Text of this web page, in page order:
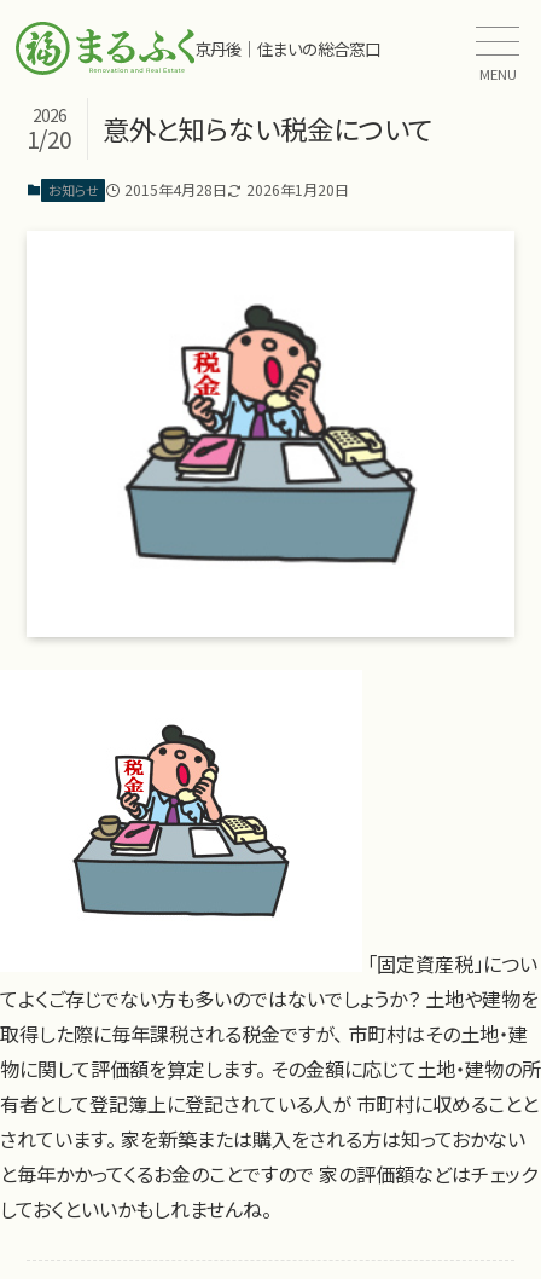
京丹後｜住まいの総合窓口
MENU
意外と知らない税金について
2026
1/20
お知らせ 2015年4月28日 2026年1月20日
「固定資産税」につい
てよくご存じでない方も多いのではないでしょうか？ 土地や建物を
取得した際に毎年課税される税金ですが、 市町村はその土地・建
物に関して評価額を算定します。 その金額に応じて土地・建物の所
有者として登記簿上に登記されている人が 市町村に収めることと
されています。 家を新築または購入をされる方は知っておかない
と毎年かかってくるお金のことですので 家の評価額などはチェック
しておくといいかもしれませんね。